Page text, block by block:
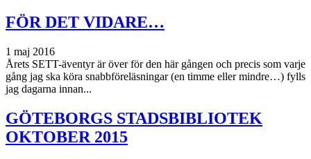
FÖR DET VIDARE…
1 maj 2016
Årets SETT-äventyr är över för den här gången och precis som varje
gång jag ska köra snabbföreläsningar (en timme eller mindre…) fylls
jag dagarna innan...
GÖTEBORGS STADSBIBLIOTEK
OKTOBER 2015